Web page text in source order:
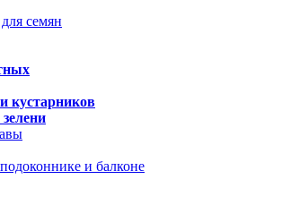
семян
кустарников
и балконе